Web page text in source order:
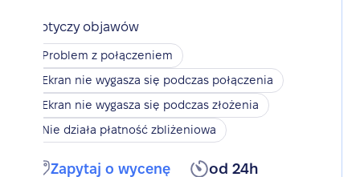
Dotyczy objawów
Problem z połączeniem
Ekran nie wygasza się podczas połączenia
Ekran nie wygasza się podczas złożenia
Nie działa płatność zbliżeniowa
Zapytaj o wycenę od 24h